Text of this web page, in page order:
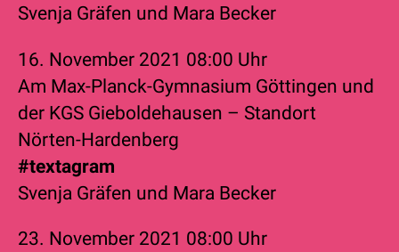
Svenja Gräfen und Mara Becker
16. November 2021 08:00 Uhr
Am Max-Planck-Gymnasium Göttingen und
der KGS Gieboldehausen – Standort
Nörten-Hardenberg
#textagram
Svenja Gräfen und Mara Becker
23. November 2021 08:00 Uhr